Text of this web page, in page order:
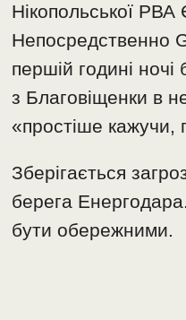
Нікопольської
Непосредственно
першій годині
з Благовіщенки в
«простіше кажучи,
Зберігається
берега
бути обережними.